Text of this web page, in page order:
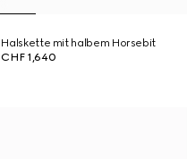
Halskette mit halbem Horsebit
CHF 1,640